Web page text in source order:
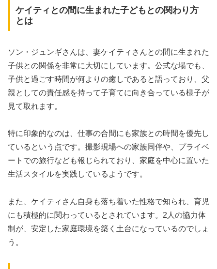
ケイティとの間に生まれた子どもとの関わり方
とは
ソン・ジュンギさんは、妻ケイティさんとの間に生まれた
子供との関係を非常に大切にしています。公式な場でも、
子供と過ごす時間が何よりの癒しであると語っており、父
親としての責任感を持って子育てに向き合っている様子が
見て取れます。
特に印象的なのは、仕事の合間にも家族との時間を優先し
ているという点です。撮影現場への家族同伴や、プライベ
ートでの旅行なども報じられており、家庭を中心に置いた
生活スタイルを実践しているようです。
また、ケイティさん自身も落ち着いた性格で知られ、育児
にも積極的に関わっているとされています。2人の協力体
制が、安定した家庭環境を築く土台になっているのでしょ
う。